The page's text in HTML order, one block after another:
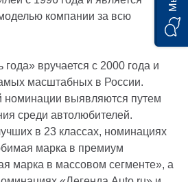
компании за всю
вручается с 2000 года и
масштабных в России.
номинации выявляются путем
среди автолюбителей.
в 23 классах, номинациях
марка в премиум
марка в массовом сегменте», а